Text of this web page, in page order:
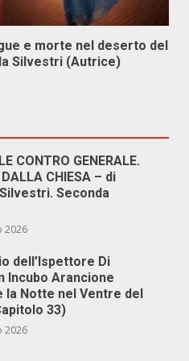
e morte nel deserto del
Silvestri (Autrice)
CONTRO GENERALE.
CHIESA – di
Seconda
2026
dell’Ispettore Di
Incubo Arancione
la Notte nel Ventre del
33)
2026